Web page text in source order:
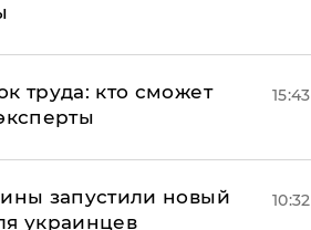
труда: кто сможет
15:43
запустили новый
украинцев
10:32